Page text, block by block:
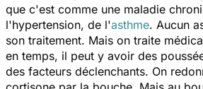
que c'est comme une maladie
l'hypertension, de l'asthme. Aucun
son traitement. Mais on traite
en temps, il peut y avoir des
des facteurs déclenchants. On